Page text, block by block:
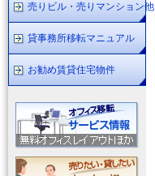
売りビル・売りマンション他
貸事務所移転マニュアル
お勧め賃貸住宅物件